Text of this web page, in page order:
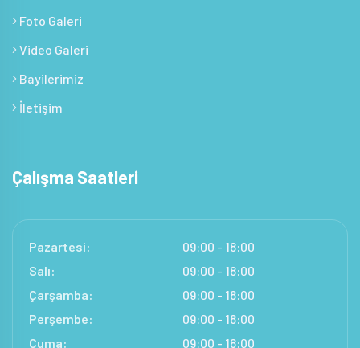
Foto Galeri
Video Galeri
Bayilerimiz
İletişim
Çalışma Saatleri
Pazartesi:
09:00 - 18:00
Salı:
09:00 - 18:00
Çarşamba:
09:00 - 18:00
Perşembe:
09:00 - 18:00
Cuma:
09:00 - 18:00